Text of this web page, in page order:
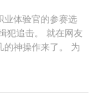
业体验官的参赛选
犯追击。 就在网友
的神操作来了。 为
把国防光缆弄
，报警警察来需要